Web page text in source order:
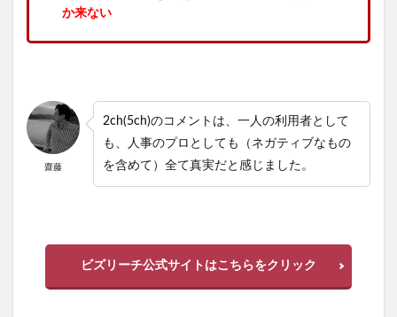
か来ない
齋藤
2ch(5ch)のコメントは、一人の利用者として
も、人事のプロとしても（ネガティブなもの
を含めて）全て真実だと感じました。
ビズリーチ公式サイトはこちらをクリック